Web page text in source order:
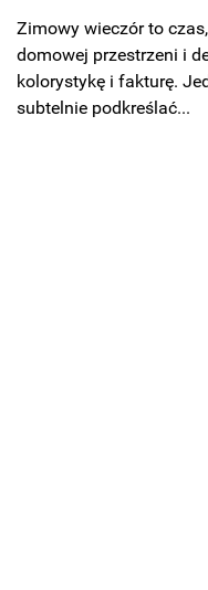
Zimowy wieczór to
domowej przestrzeni i
kolorystykę i fakturę.
subtelnie podkreślać...